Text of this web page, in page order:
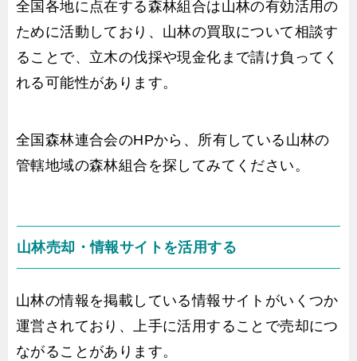
全国各地に点在する森林組合は山林の有効活用の
ために活動しており、山林の買取について相談す
ることで、立木の伐採や現金化まで請け負ってく
れる可能性があります。
全国森林連合会のHPから、所有している山林の
管轄地域の森林組合を探してみてください。
山林売却・情報サイトを活用する
山林の情報を掲載している情報サイトがいくつか
運営されており、上手に活用することで売却につ
ながることがあります。